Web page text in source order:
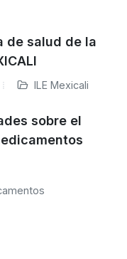
de salud de la
ILE Mexicali
sobre el